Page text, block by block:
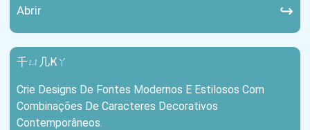
Abrir ↪
千ㄩ几Ҝㄚ
Crie Designs De Fontes Modernos E Estilosos Com
Combinações De Caracteres Decorativos
Contemporâneos.